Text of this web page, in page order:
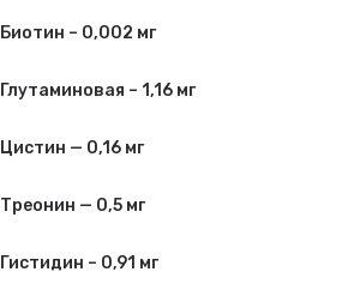
Биотин – 0,002 мг
Глутаминовая – 1,16 мг
Цистин — 0,16 мг
Треонин — 0,5 мг
Гистидин – 0,91 мг